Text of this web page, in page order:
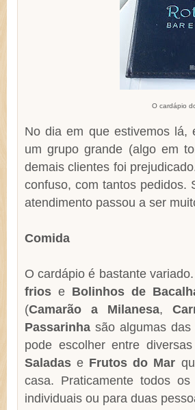
O cardápio
No dia em que estivemos lá,
um grupo grande (algo em
demais clientes foi
confuso, com tantos pedidos.
atendimento passou a ser
Comida
O cardápio é bastante
frios e Bolinhos de
(Camarão a Milanesa,
Passarinha são algumas
pode escolher entre
Saladas e Frutos do Mar
casa. Praticamente todos
individuais ou para duas